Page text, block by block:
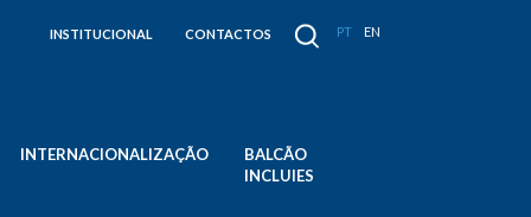
INSTITUCIONAL CONTACTOS PT EN
INTERNACIONALIZAÇÃO
BALCÃO
INCLUIES